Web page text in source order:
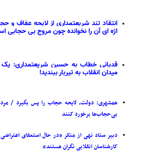
انتقاد تند شریعتمداری از لایحه عفاف و
اژه ای آن را نخوانده چون مروج بی حجابی
قدیانی خطاب به حسین شریعتمداری: یک
میدان انقلاب به تیربار ببندید!
همشهری: دولت، لایحه حجاب را پس بگیرد / مردم
بی‌حجاب‌ها برخورد کنند
دبیر ستاد نهی از منکر «در حال استعفای
کارشناسان انقلابی نگران هستند»